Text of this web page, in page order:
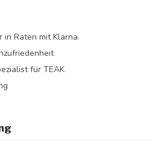
in Raten mit Klarna
für TEAK